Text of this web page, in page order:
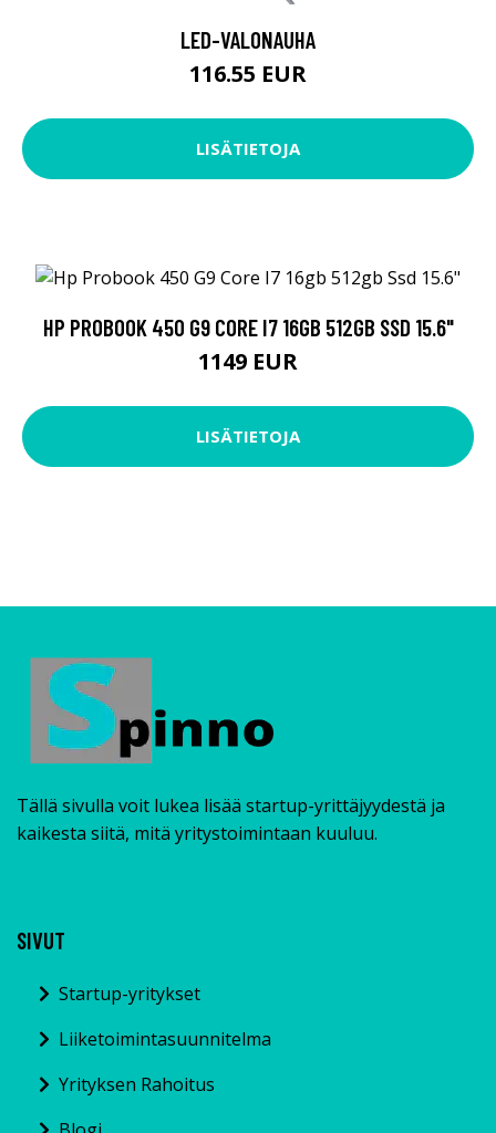
LED-VALONAUHA
116.55 EUR
LISÄTIETOJA
HP PROBOOK 450 G9 CORE I7 16GB 512GB SSD 15.6"
1149 EUR
LISÄTIETOJA
Tällä sivulla voit lukea lisää startup-yrittäjyydestä ja
kaikesta siitä, mitä yritystoimintaan kuuluu.
SIVUT
Startup-yritykset
Liiketoimintasuunnitelma
Yrityksen Rahoitus